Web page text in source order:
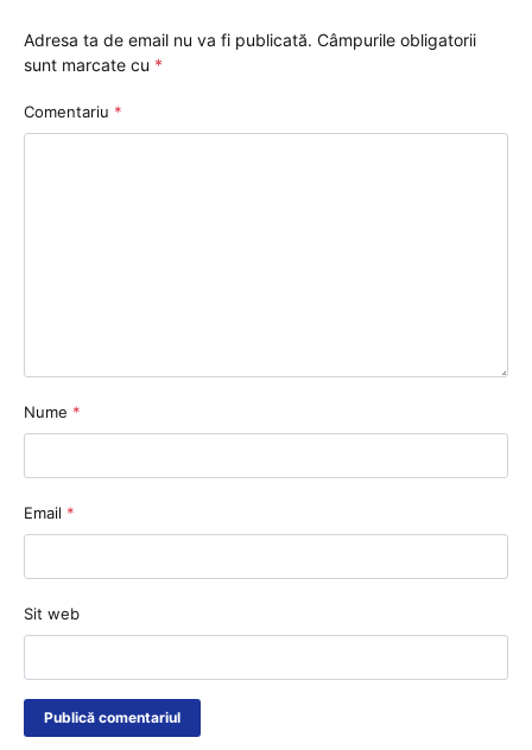
Adresa ta de email nu va fi publicată. Câmpurile obligatorii
sunt marcate cu *
Comentariu *
Nume *
Email *
Sit web